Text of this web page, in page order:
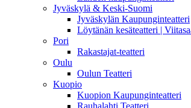
Jyväskylä & Keski-Suomi
Jyväskylän Kaupunginteatteri
Löytänän kesäteatteri |
Pori
Rakastajat-teatteri
Oulu
Oulun Teatteri
Kuopio
Kuopion Kaupunginteatteri
Rauhalahti Teatteri